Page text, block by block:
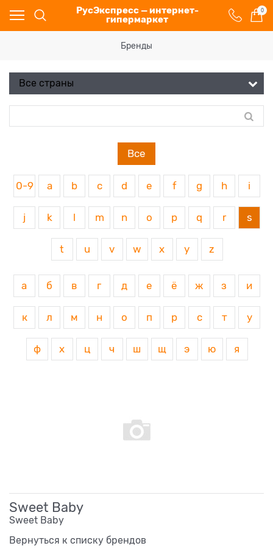
РусЭкспресс — интернет-
гипермаркет
0
Бренды
Все
0-9 a b c d e f g h i
j k m n o p q r s
t u v w x y z
а б в г д е ё ж з и
к л м н о п р с т у
ф х ц ч ш щ э ю я
Sweet Baby
Sweet Baby
Вернуться к списку брендов